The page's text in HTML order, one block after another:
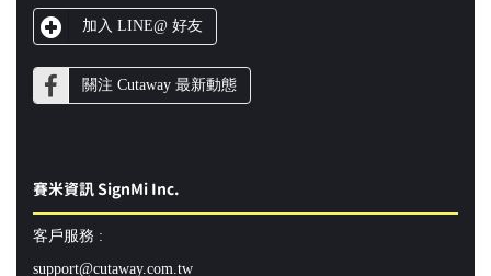
加入 LINE@ 好友
關注 Cutaway 最新動態
賽米資訊 SignMi Inc.
客戶服務 :
support@cutaway.com.tw